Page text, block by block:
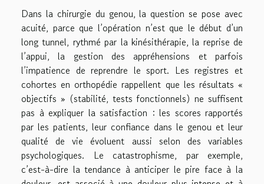
Dans la chirurgie du genou, la question se pose avec
acuité, parce que l’opération n’est que le début d’un
long tunnel, rythmé par la kinésithérapie, la reprise de
l’appui, la gestion des appréhensions et parfois
l’impatience de reprendre le sport. Les registres et
cohortes en orthopédie rappellent que les résultats «
objectifs » (stabilité, tests fonctionnels) ne suffisent
pas à expliquer la satisfaction : les scores rapportés
par les patients, leur confiance dans le genou et leur
qualité de vie évoluent aussi selon des variables
psychologiques. Le catastrophisme, par exemple,
c’est-à-dire la tendance à anticiper le pire face à la